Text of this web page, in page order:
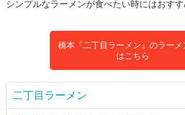
シンプルなラーメンが食べたい時にはおすす
橋本『二丁目ラーメン』のラーメ
はこちら
二丁目ラーメン